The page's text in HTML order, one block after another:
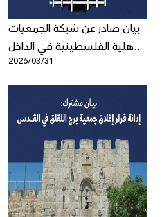
بيان صادر عن شبكة الجمعيات
الأهلية الفلسطينية في الداخل
2026/03/31